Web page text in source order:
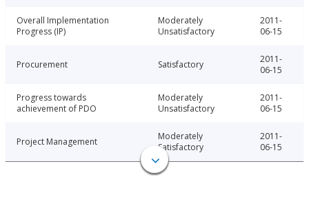
Overall Implementation
Progress (IP)
Moderately
Unsatisfactory
2011-
06-15
Procurement Satisfactory
2011-
06-15
Progress towards
achievement of PDO
Moderately
Unsatisfactory
2011-
06-15
Project Management
Moderately
Satisfactory
2011-
06-15